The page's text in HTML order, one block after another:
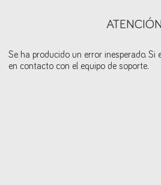
ATENCIÓN
Se ha producido un error inesperado. Si
en contacto con el equipo de soporte.